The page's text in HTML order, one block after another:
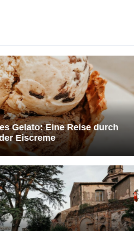
Gelato: Eine Reise durch
Eiscreme